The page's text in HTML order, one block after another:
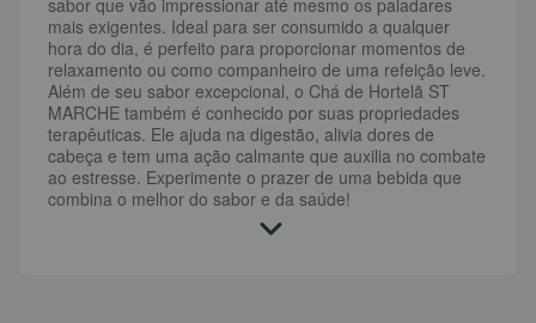
sabor que vão impressionar até mesmo os paladares
mais exigentes. Ideal para ser consumido a qualquer
hora do dia, é perfeito para proporcionar momentos de
relaxamento ou como companheiro de uma refeição leve.
Além de seu sabor excepcional, o Chá de Hortelã ST
MARCHE também é conhecido por suas propriedades
terapêuticas. Ele ajuda na digestão, alivia dores de
cabeça e tem uma ação calmante que auxilia no combate
ao estresse. Experimente o prazer de uma bebida que
combina o melhor do sabor e da saúde!